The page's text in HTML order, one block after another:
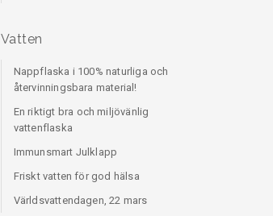
Vatten
Nappflaska i 100% naturliga och
återvinningsbara material!
En riktigt bra och miljövänlig
vattenflaska
Immunsmart Julklapp
Friskt vatten för god hälsa
Världsvattendagen, 22 mars